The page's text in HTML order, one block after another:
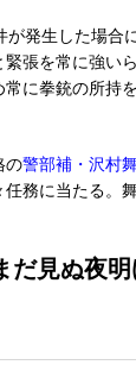
発生した場合
張を常に強い
に拳銃の所持
の警部補・沢村
務に当たる。
だ見ぬ夜